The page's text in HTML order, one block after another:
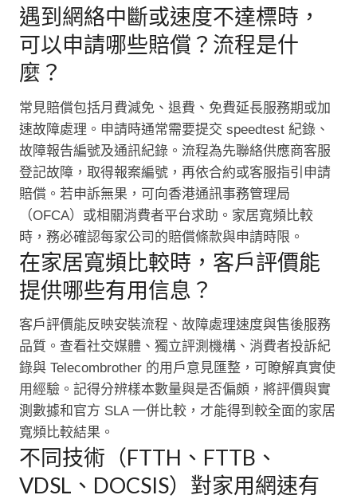
遇到網絡中斷或速度不達標時，
可以申請哪些賠償？流程是什
麼？
常見賠償包括月費減免、退費、免費延長服務期或加
速故障處理。申請時通常需要提交 speedtest 紀錄、
故障報告編號及通訊紀錄。流程為先聯絡供應商客服
登記故障，取得報案編號，再依合約或客服指引申請
賠償。若申訴無果，可向香港通訊事務管理局
（OFCA）或相關消費者平台求助。家居寬頻比較
時，務必確認每家公司的賠償條款與申請時限。
在家居寬頻比較時，客戶評價能
提供哪些有用信息？
客戶評價能反映安裝流程、故障處理速度與售後服務
品質。查看社交媒體、獨立評測機構、消費者投訴紀
錄與 Telecombrother 的用戶意見匯整，可瞭解真實使
用經驗。記得分辨樣本數量與是否偏頗，將評價與實
測數據和官方 SLA 一併比較，才能得到較全面的家居
寬頻比較結果。
不同技術（FTTH、FTTB、
VDSL、DOCSIS）對家用網速有